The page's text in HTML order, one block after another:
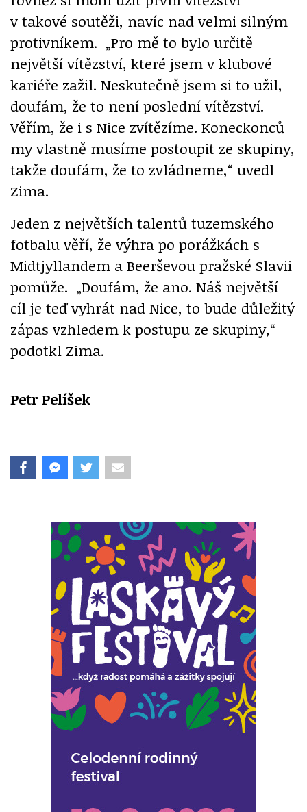
v takové soutěži, navíc nad velmi silným
protivníkem. „Pro mě to bylo určitě
největší vítězství, které jsem v klubové
kariéře zažil. Neskutečně jsem si to užil,
doufám, že to není poslední vítězství.
Věřím, že i s Nice zvítězíme. Koneckonců
my vlastně musíme postoupit ze skupiny,
takže doufám, že to zvládneme,“ uvedl
Zima.
Jeden z největších talentů tuzemského
fotbalu věří, že výhra po porážkách s
Midtjyllandem a Beerševou pražské Slavii
pomůže. „Doufám, že ano. Náš největší
cíl je teď vyhrát nad Nice, to bude důležitý
zápas vzhledem k postupu ze skupiny,“
podotkl Zima.
Petr Pelíšek